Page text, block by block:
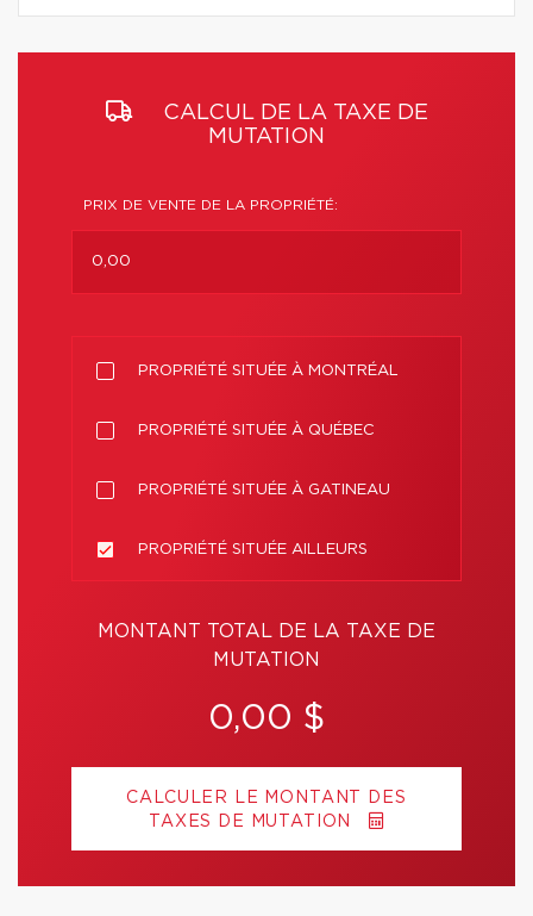
CALCUL DE LA TAXE DE
MUTATION
PRIX DE VENTE DE LA PROPRIÉTÉ:
PROPRIÉTÉ SITUÉE À MONTRÉAL
PROPRIÉTÉ SITUÉE À QUÉBEC
PROPRIÉTÉ SITUÉE À GATINEAU
PROPRIÉTÉ SITUÉE AILLEURS
MONTANT TOTAL DE LA TAXE DE
MUTATION
0,00 $
CALCULER LE MONTANT DES
TAXES DE MUTATION